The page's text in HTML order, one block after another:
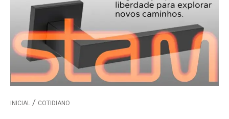
INICIAL COTIDIANO